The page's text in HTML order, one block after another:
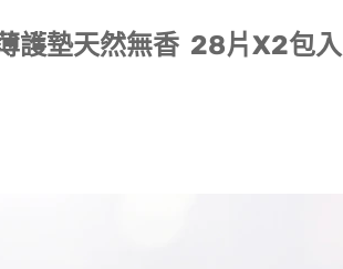
護墊天然無香 28片X2包入